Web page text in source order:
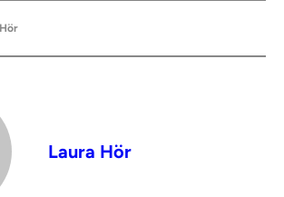
Laura Hör